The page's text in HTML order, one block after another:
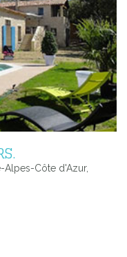
Alpes-Côte d'Azur,